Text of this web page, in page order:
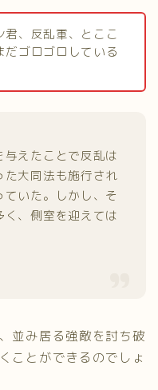
、反乱軍、とここ
だゴロゴロしている
えたことで反乱は
大同法も施行され
いた。しかし、そ
、側室を迎えては
並み居る強敵を討ち破
ことができるのでしょ